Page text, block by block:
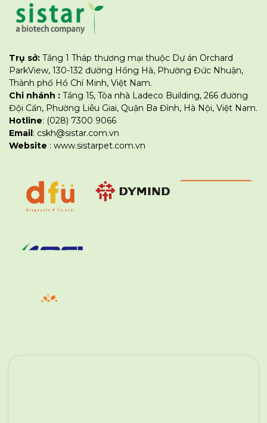
Trụ sở: Tầng 1 Tháp thương mại thuộc Dự án Orchard
ParkView, 130-132 đường Hồng Hà, Phường Đức Nhuận,
Thành phố Hồ Chí Minh, Việt Nam.
Chi nhánh : Tầng 15, Tòa nhà Ladeco Building, 266 đường
Đội Cấn, Phường Liễu Giai, Quận Ba Đình, Hà Nội, Việt Nam.
Hotline: (028) 7300 9066
Email: cskh@sistar.com.vn
Website : www.sistarpet.com.vn